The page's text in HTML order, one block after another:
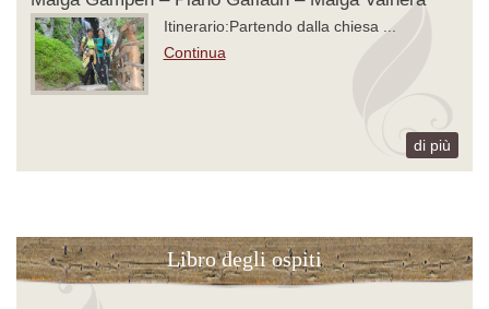
Itinerario:Partendo dalla chiesa ...
Continua
di più
Libro degli ospiti